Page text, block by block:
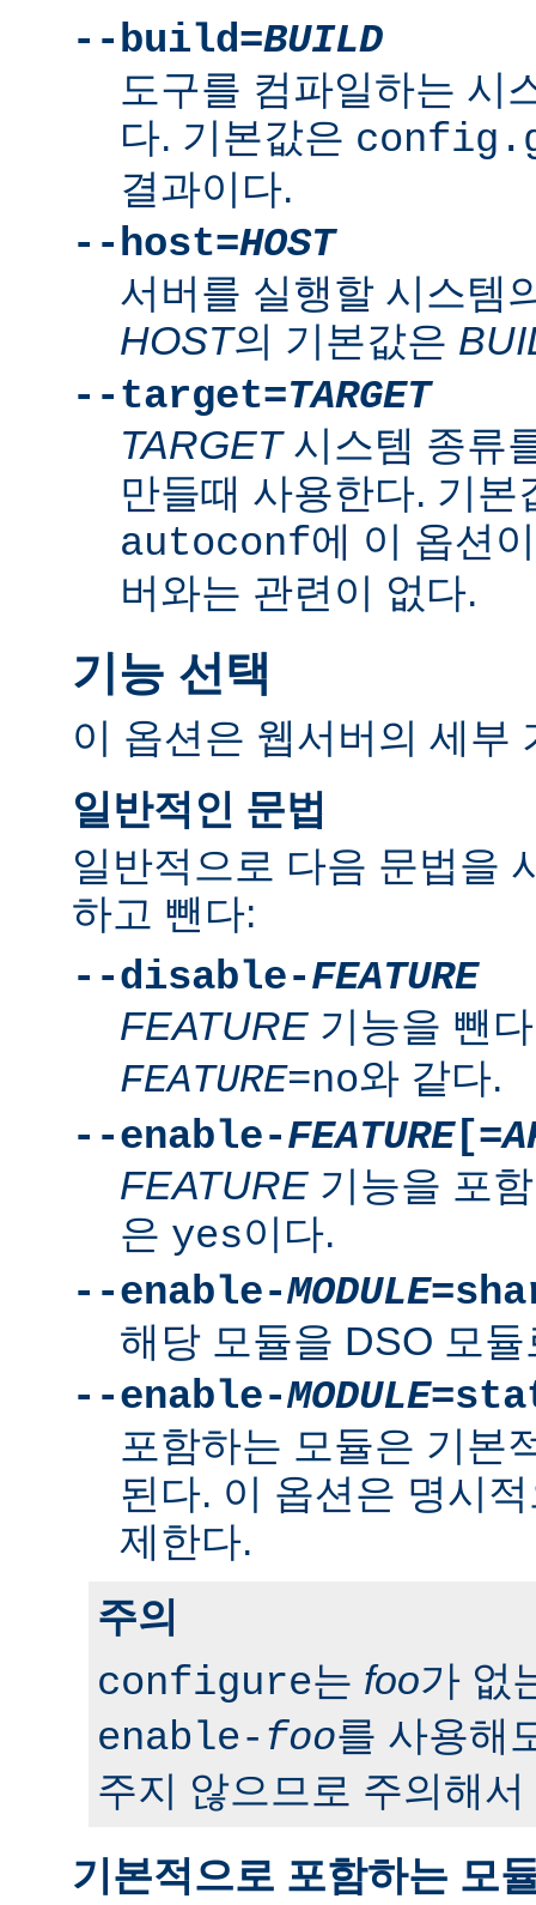
--build=BUILD
도구를 컴파일하는 시
다. 기본값은
결과이다.
--host=HOST
서버를 실행할 시스템
HOST의 기본값은
--target=TARGET
TARGET시스템 종류
만들때 사용한다. 기
autoconf에 이 옵션
버와는 관련이 없다.
기능 선택
이 옵션은 웹서버의 세부
일반적인 문법
일반적으로 다음 문법을
하고 뺀다:
--disable-FEATURE
FEATURE 기능을 뺀
FEATURE=no와 같다.
--enable-FEATURE[=
FEATURE 기능을 포
은 yes이다.
--enable-MODULE
해당 모듈을 DSO 모
--enable-MODULE
포함하는 모듈은 기본
된다. 이 옵션은 명시
제한다.
주의
configure는 foo가 없
enable- foo를 사용해
주지 않으므로 주의해
기본적으로 포함하는 모